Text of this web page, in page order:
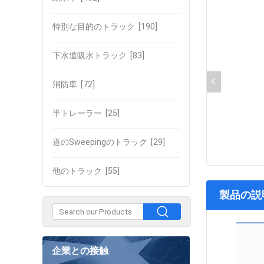
特別な目的のトラック [190]
下水道吸水トラック [83]
消防車 [72]
半トレーラー [25]
道のSweepingのトラック [29]
他のトラック [55]
企業との接触
製品の